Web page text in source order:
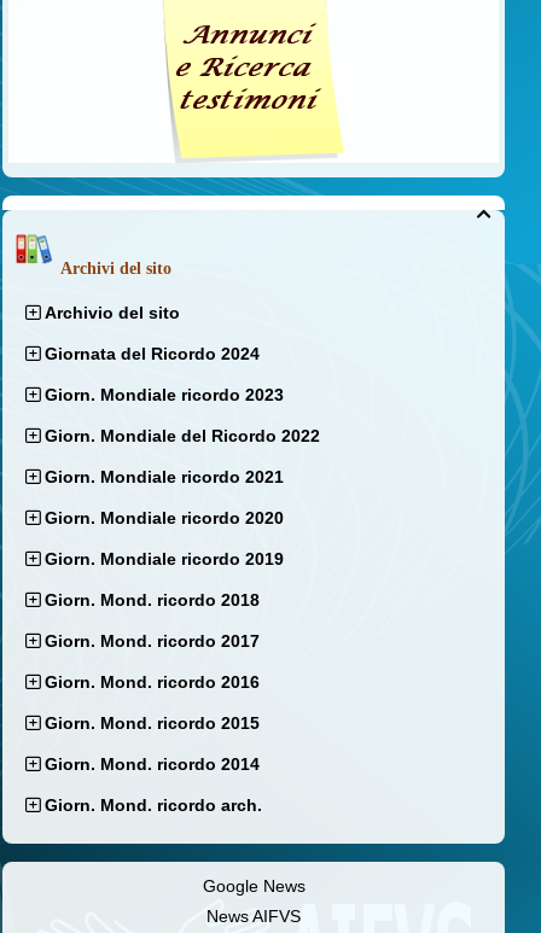

Archivi del sito
Archivio del sito
Giornata del Ricordo 2024
Giorn. Mondiale ricordo 2023
Giorn. Mondiale del Ricordo 2022
Giorn. Mondiale ricordo 2021
Giorn. Mondiale ricordo 2020
Giorn. Mondiale ricordo 2019
Giorn. Mond. ricordo 2018
Giorn. Mond. ricordo 2017
Giorn. Mond. ricordo 2016
Giorn. Mond. ricordo 2015
Giorn. Mond. ricordo 2014
Giorn. Mond. ricordo arch.
Google News
News AIFVS